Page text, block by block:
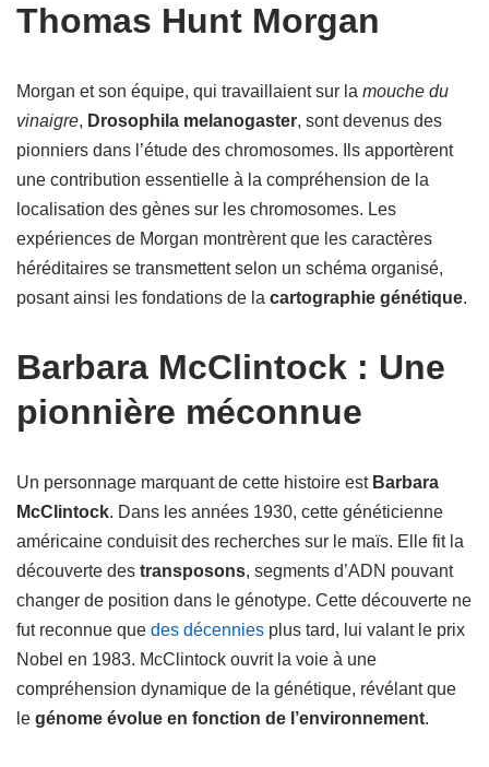
Thomas Hunt Morgan
Morgan et son équipe, qui travaillaient sur la mouche du
vinaigre, Drosophila melanogaster, sont devenus des
pionniers dans l’étude des chromosomes. Ils apportèrent
une contribution essentielle à la compréhension de la
localisation des gènes sur les chromosomes. Les
expériences de Morgan montrèrent que les caractères
héréditaires se transmettent selon un schéma organisé,
posant ainsi les fondations de la cartographie génétique.
Barbara McClintock : Une
pionnière méconnue
Un personnage marquant de cette histoire est Barbara
McClintock. Dans les années 1930, cette généticienne
américaine conduisit des recherches sur le maïs. Elle fit la
découverte des transposons, segments d’ADN pouvant
changer de position dans le génotype. Cette découverte ne
fut reconnue que des décennies plus tard, lui valant le prix
Nobel en 1983. McClintock ouvrit la voie à une
compréhension dynamique de la génétique, révélant que
le génome évolue en fonction de l’environnement.